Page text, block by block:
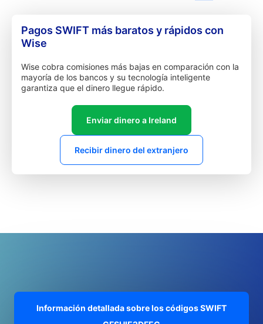
Pagos SWIFT más baratos y rápidos con
Wise
Wise cobra comisiones más bajas en comparación con la
mayoría de los bancos y su tecnología inteligente
garantiza que el dinero llegue rápido.
Enviar dinero a Ireland
Recibir dinero del extranjero
Información detallada sobre los códigos SWIFT